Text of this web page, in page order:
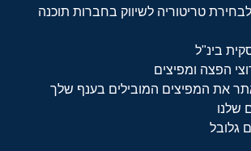
טריטוריה לשיווק בחברות תוכנה
בינ"ל
הפצה ומפיצים
את המפיצים המובילים בענף שלך
שלנו
גלובל